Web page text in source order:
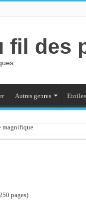
fil des
Autres genres Etoiles
magnifique
pages)